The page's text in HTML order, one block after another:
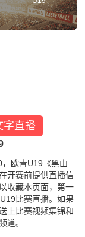
字直播
欧青U19《黑山
开赛前提供直播信
收藏本页面，第一
比赛直播。如果
上比赛视频集锦和
道。